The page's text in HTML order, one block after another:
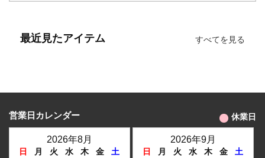
最近見たアイテム すべてを見る
営業日カレンダー 休業日
2026年8月
日 月 火 水 木 金
土
2026年9月
日 月 火 水 木 金
土